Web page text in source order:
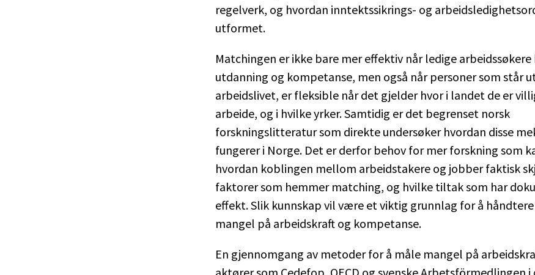
regelverk, og hvordan inntektssikrings- og
utformet.
Matchingen er ikke bare mer effektiv når ledige
utdanning og kompetanse, men også når personer som står
arbeidslivet, er fleksible når det gjelder hvor i landet de er
arbeide, og i hvilke yrker. Samtidig er det begrenset norsk
forskningslitteratur som direkte undersøker hvordan disse
fungerer i Norge. Det er derfor behov for mer forskning som
hvordan koblingen mellom arbeidstakere og jobber faktisk
faktorer som hemmer matching, og hvilke tiltak som har
effekt. Slik kunnskap vil være et viktig grunnlag for å
mangel på arbeidskraft og kompetanse.
En gjennomgang av metoder for å måle mangel på